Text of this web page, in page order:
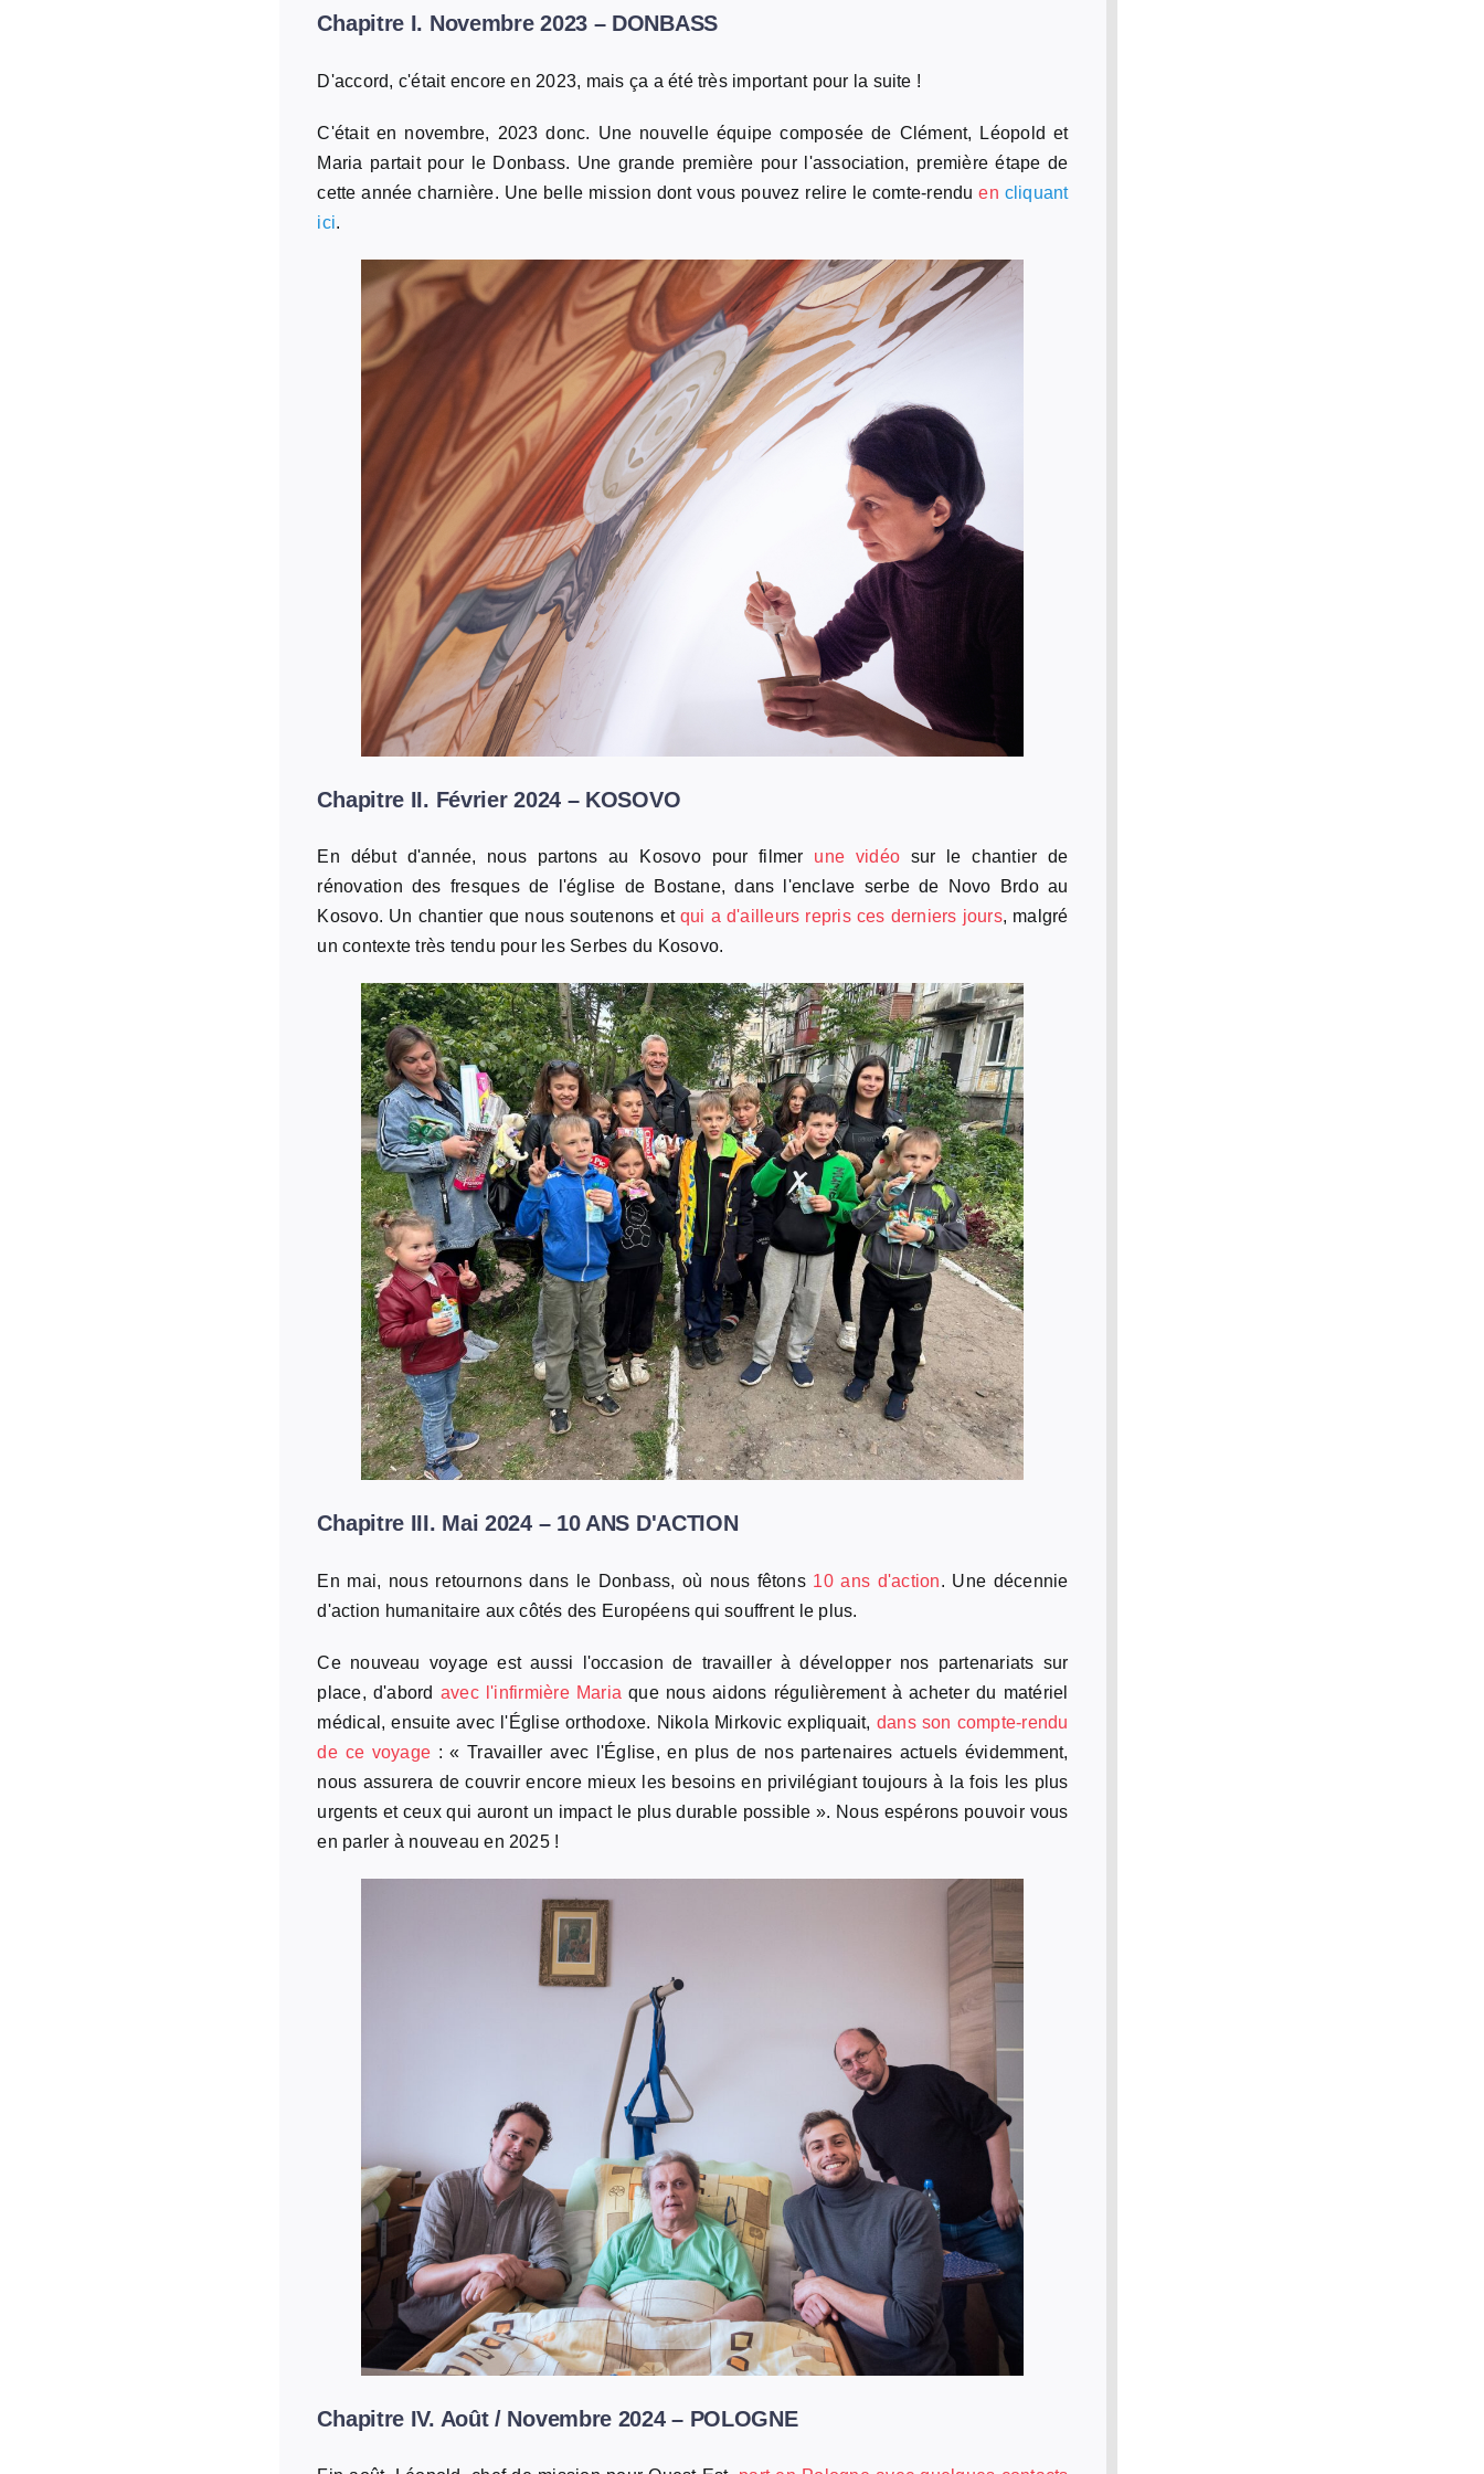
Chapitre I. Novembre 2023 – DONBASS
D'accord, c'était encore en 2023, mais ça a été très important pour la suite !
C'était en novembre, 2023 donc. Une nouvelle équipe composée de Clément, Léopold et
Maria partait pour le Donbass. Une grande première pour l'association, première étape de
cette année charnière. Une belle mission dont vous pouvez relire le comte-renduen cliquant
ici.
Chapitre II. Février 2024 – KOSOVO
En début d'année, nous partons au Kosovo pour filmer une vidéo sur le chantier de
rénovation des fresques de l'église de Bostane, dans l'enclave serbe de Novo Brdo au
Kosovo. Un chantier que nous soutenons etqui a d'ailleurs repris ces derniers jours, malgré
un contexte très tendu pour les Serbes du Kosovo.
Chapitre III. Mai 2024 – 10 ANS D'ACTION
En mai, nous retournons dans le Donbass, où nous fêtons 10 ans d'action. Une décennie
d'action humanitaire aux côtés des Européens qui souffrent le plus.
Ce nouveau voyage est aussi l'occasion de travailler à développer nos partenariats sur
place, d'abord avec l'infirmière Maria que nous aidons régulièrement à acheter du matériel
médical, ensuite avec l'Église orthodoxe. Nikola Mirkovic expliquait, dans son compte-rendu
de ce voyage : « Travailler avec l'Église, en plus de nos partenaires actuels évidemment,
nous assurera de couvrir encore mieux les besoins en privilégiant toujours à la fois les plus
urgents et ceux qui auront un impact le plus durable possible ». Nous espérons pouvoir vous
en parler à nouveau en 2025 !
Chapitre IV. Août / Novembre 2024 – POLOGNE